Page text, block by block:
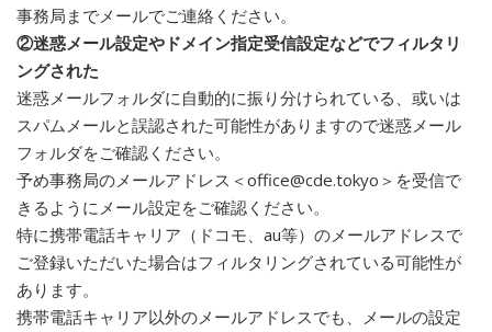
事務局までメールでご連絡ください。
②迷惑メール設定やドメイン指定受信設定などでフィルタリ
ングされた
迷惑メールフォルダに自動的に振り分けられている、或いは
スパムメールと誤認された可能性がありますので迷惑メール
フォルダをご確認ください。
予め事務局のメールアドレス＜office@cde.tokyo＞を受信で
きるようにメール設定をご確認ください。
特に携帯電話キャリア（ドコモ、au等）のメールアドレスで
ご登録いただいた場合はフィルタリングされている可能性が
あります。
携帯電話キャリア以外のメールアドレスでも、メールの設定